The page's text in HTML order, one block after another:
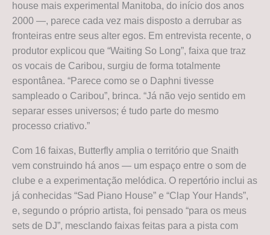
house mais experimental Manitoba, do início dos anos
2000 —, parece cada vez mais disposto a derrubar as
fronteiras entre seus alter egos. Em entrevista recente, o
produtor explicou que “Waiting So Long”, faixa que traz
os vocais de Caribou, surgiu de forma totalmente
espontânea. “Parece como se o Daphni tivesse
sampleado o Caribou”, brinca. “Já não vejo sentido em
separar esses universos; é tudo parte do mesmo
processo criativo.”
Com 16 faixas, Butterfly amplia o território que Snaith
vem construindo há anos — um espaço entre o som de
clube e a experimentação melódica. O repertório inclui as
já conhecidas “Sad Piano House” e “Clap Your Hands”,
e, segundo o próprio artista, foi pensado “para os meus
sets de DJ”, mesclando faixas feitas para a pista com